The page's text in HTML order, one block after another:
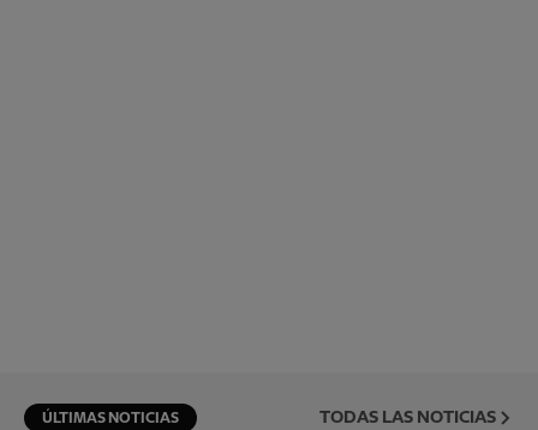
ÚLTIMAS NOTICIAS TODAS LAS NOTICIAS